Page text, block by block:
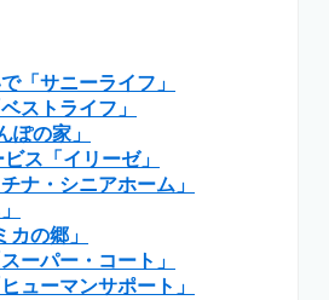
「サニーライフ」
ストライフ」
ぽの家」
ス「イリーゼ」
ナ・シニアホーム」
の郷」
ーパー・コート」
ューマンサポート」